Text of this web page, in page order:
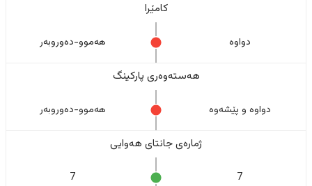
کامێرا
دواوە هەموو-دەوروبەر
هەستەوەری پارکینگ
دواوە و پێشەوە هەموو-دەوروبەر
ژمارەی جانتای هەوایی
7
7